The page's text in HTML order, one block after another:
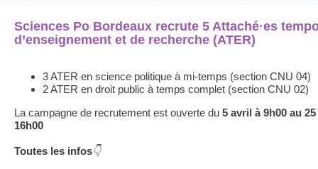
Sciences Po Bordeaux recrute 5 Attaché·es
d’enseignement et de recherche (ATER)
3 ATER en science politique à mi-temps (section CNU 04)
2 ATER en droit public à temps complet (section CNU 02)
La campagne de recrutement est ouverte du 5 avril à 9h00 au
16h00
Toutes les infos👇